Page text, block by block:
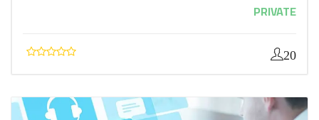
PRIVATE
20